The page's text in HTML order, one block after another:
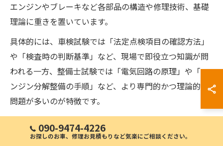
エンジンやブレーキなど各部品の構造や修理技術、基礎
理論に重きを置いています。
具体的には、車検試験では「法定点検項目の確認方法」
や「検査時の判断基準」など、現場で即役立つ知識が問
われる一方、整備士試験では「電気回路の原理」や「エ
ンジン分解整備の手順」など、より専門的かつ理論的な
問題が多いのが特徴です。
を明確にできます。例えば、車検試験対策では最新の車
090-9474-4226
お探しのお車、修理お見積もりなど気楽にご相談ください。